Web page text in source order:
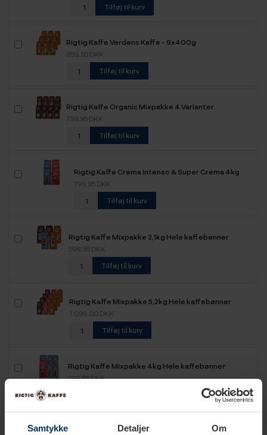
Samtykke Detaljer Om
Tilføj til kurv
Rigtig Kaffe Verdens Kaffe - 9x400g
899,95 DKK
Tilføj til kurv
Rigtig Kaffe Organic Mixpakke 4 Varianter
799,95 DKK
Tilføj til kurv
Rigtig Kaffe Crema Intenso & Super Crema 4kg
Hele kaffebønner
799,95 DKK
Tilføj til kurv
Rigtig Kaffe Mixpakke 2,1kg Hele kaffebønner
599,95 DKK
Tilføj til kurv
Rigtig Kaffe Mixpakke 5,2kg Hele kaffebønner
1.099,00 DKK
Tilføj til kurv
Rigtig Kaffe Mixpakke 4kg Hele kaffebønner
799,95 DKK